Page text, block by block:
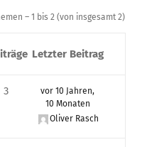
– 1 bis 2 (von insgesamt 2)
Letzter Beitrag
3
vor 10 Jahren,
10 Monaten
Oliver Rasch